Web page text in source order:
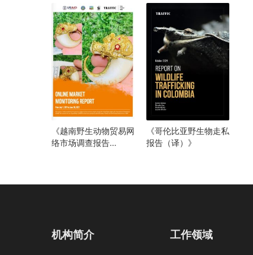
《越南野生动物贸易网
络市场调查报告
《哥伦比亚野生物走私
报告（译）》
机构简介 工作领域